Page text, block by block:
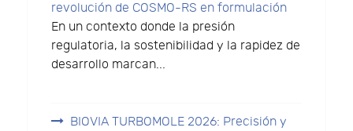
revolución de COSMO-RS en formulación
En un contexto donde la presión
regulatoria, la sostenibilidad y la rapidez de
desarrollo marcan...
BIOVIA TURBOMOLE 2026: Precisión y